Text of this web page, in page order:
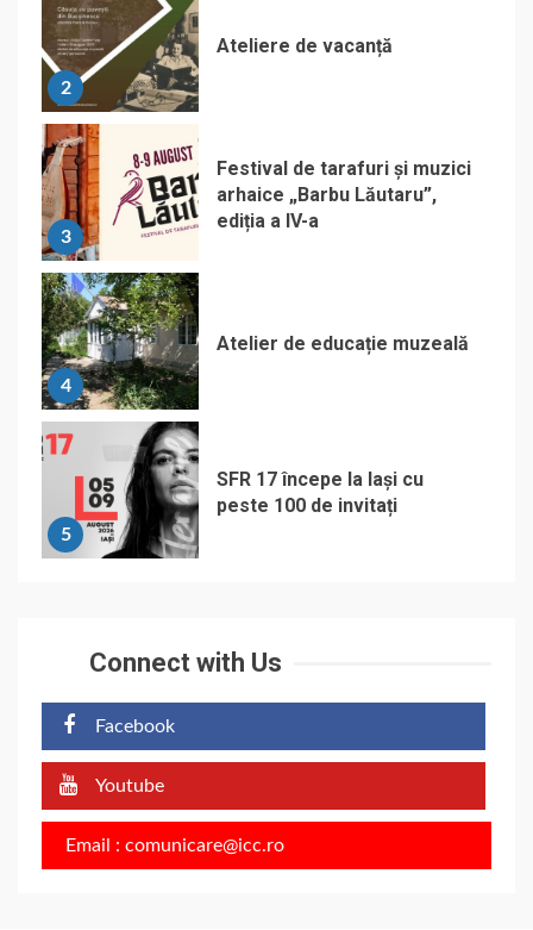
2
Ateliere de vacanță
3
Festival de tarafuri și muzici
arhaice „Barbu Lăutaru”,
ediția a IV-a
4
Atelier de educație muzeală
5
SFR 17 începe la Iași cu
peste 100 de invitați
Connect with Us
Facebook
Youtube
Email : comunicare@icc.ro